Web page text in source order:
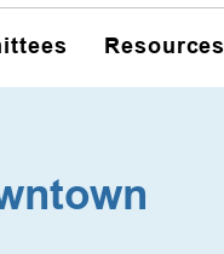
Resources